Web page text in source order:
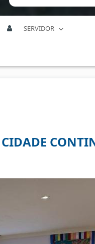
SERVIDOR